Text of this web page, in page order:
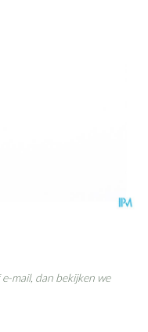
mail, dan bekijken we